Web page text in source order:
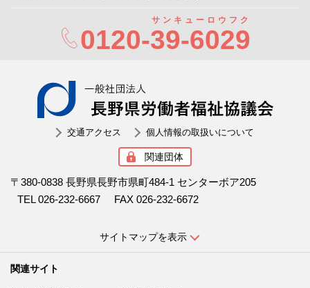
0120-39-6029
サンキューロウフク
交通アクセス 個人情報の取扱いについて
関連団体
〒380-0838 長野県長野市県町484-1 センターボア205
TEL 026-232-6667
FAX 026-232-6672
サイトマップを表示